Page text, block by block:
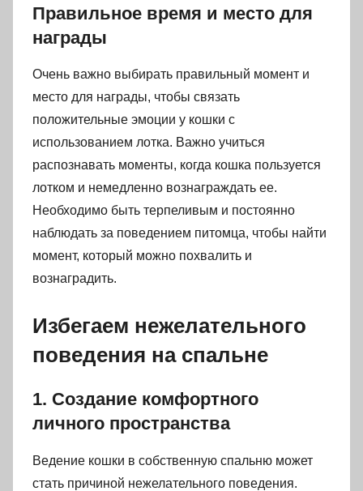
Правильное время и место для
награды
Очень важно выбирать правильный момент и
место для награды, чтобы связать
положительные эмоции у кошки с
использованием лотка. Важно учиться
распознавать моменты, когда кошка пользуется
лотком и немедленно вознаграждать ее.
Необходимо быть терпеливым и постоянно
наблюдать за поведением питомца, чтобы найти
момент, который можно похвалить и
вознаградить.
Избегаем нежелательного
поведения на спальне
1. Создание комфортного
личного пространства
Ведение кошки в собственную спальню может
стать причиной нежелательного поведения.